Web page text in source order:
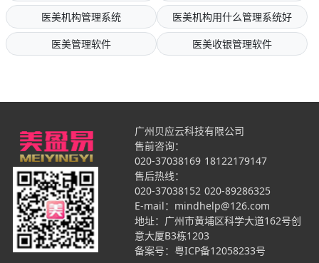
医美机构管理系统
医美机构用什么管理系统好
医美管理软件
医美收银管理软件
广州贝应云科技有限公司
售前咨询：
020-37038169 18122179147
售后热线：
020-37038152 020-89286325
E-mail：mindhelp@126.com
地址：广州市黄埔区科学大道162号创
意大厦B3栋1203
备案号： 粤ICP备12058233号